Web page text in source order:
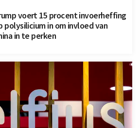
voert 15 procent invoerheffing
polysilicium in om invloed van
in te perken